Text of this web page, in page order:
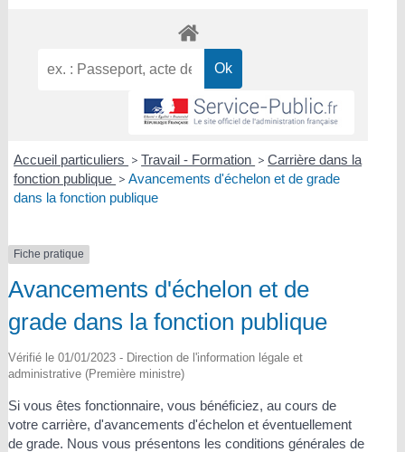
Accueil particuliers > Travail - Formation > Carrière dans la
fonction publique > Avancements d'échelon et de grade
dans la fonction publique
Fiche pratique
Avancements d'échelon et de
grade dans la fonction publique
Vérifié le 01/01/2023 - Direction de l'information légale et
administrative (Première ministre)
Si vous êtes fonctionnaire, vous bénéficiez, au cours de
votre carrière, d'avancements d'échelon et éventuellement
de grade. Nous vous présentons les conditions générales de